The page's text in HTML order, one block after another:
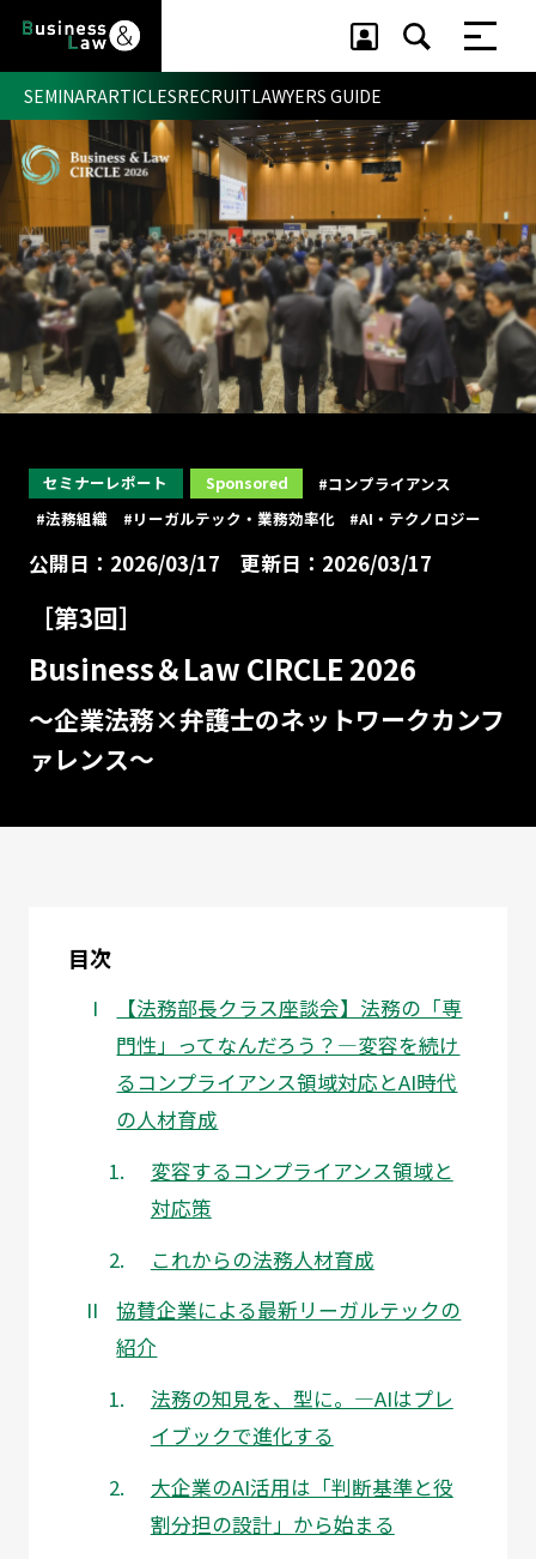
セミナー
記事
リクルート
SEMINARARTICLESRECRUITLAWYERS GUIDE
セミナーレポート Sponsored
#コンプライアンス
#法務組織
#リーガルテック・業務効率化 #AI・テクノロジー
公開日：2026/03/17 更新日：2026/03/17
［第3回］
Business＆Law CIRCLE 2026
～企業法務×弁護士のネットワークカンフ
ァレンス～
目次
【法務部長クラス座談会】法務の「専
門性」ってなんだろう？―変容を続け
るコンプライアンス領域対応とAI時代
の人材育成
変容するコンプライアンス領域と
対応策
これからの法務人材育成
協賛企業による最新リーガルテックの
紹介
法務の知見を、型に。―AIはプレ
イブックで進化する
大企業のAI活用は「判断基準と役
割分担の設計」から始まる